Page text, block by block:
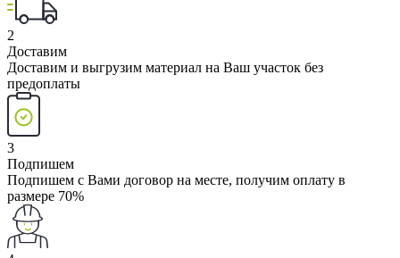
2
Доставим
Доставим и выгрузим материал на Ваш участок без
предоплаты
3
Подпишем
Подпишем с Вами договор на месте, получим оплату в
размере 70%